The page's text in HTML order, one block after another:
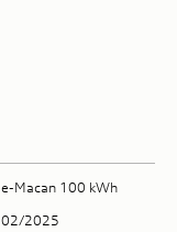
e-Macan 100 kWh
02/2025